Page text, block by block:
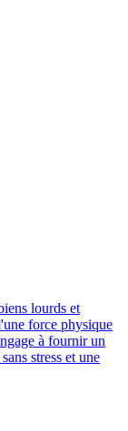
lourds et
force physique
à fournir un
stress et une